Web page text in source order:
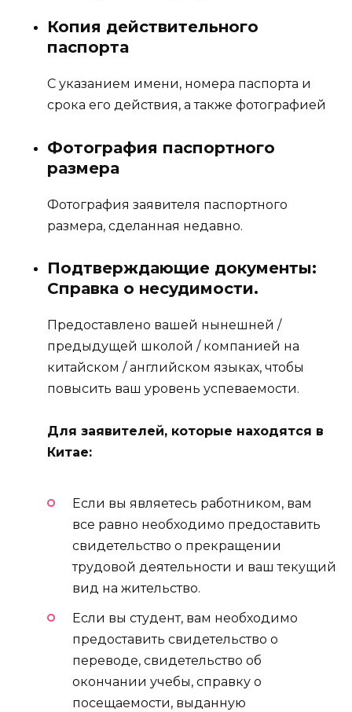
Копия действительного
паспорта
С указанием имени, номера паспорта и
срока его действия, а также фотографией
Фотография паспортного
размера
Фотография заявителя паспортного
размера, сделанная недавно.
Подтверждающие документы:
Справка о несудимости.
Предоставлено вашей нынешней /
предыдущей школой / компанией на
китайском / английском языках, чтобы
повысить ваш уровень успеваемости.
Для заявителей, которые находятся в
Китае:
Если вы являетесь работником, вам
все равно необходимо предоставить
свидетельство о прекращении
трудовой деятельности и ваш текущий
вид на жительство.
Если вы студент, вам необходимо
предоставить свидетельство о
переводе, свидетельство об
окончании учебы, справку о
посещаемости, выданную